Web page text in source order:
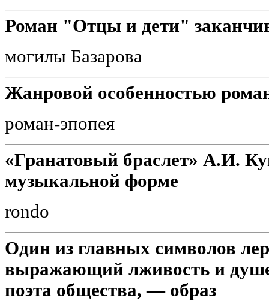
Роман "Отцы и дети"
могилы Базарова
Жанровой особенностью
роман-эпопея
«Гранатовый браслет» А.И.
музыкальной форме
rondo
Один из главных символов
выражающий лживость и
поэта общества, — образ